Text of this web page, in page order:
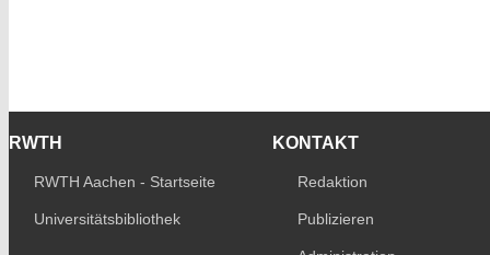
RWTH
RWTH Aachen - Startseite
Universitätsbibliothek
KONTAKT
Redaktion
Publizieren